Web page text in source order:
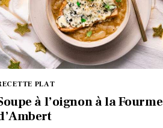
PLAT
à l’oignon à la Fourme